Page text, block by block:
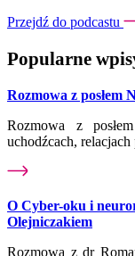
Przejdź do podcastu
Popularne
Rozmowa z posłem
Rozmowa z
uchodźcach,
O Cyber-oku i
Olejniczakiem
Rozmowa z dr